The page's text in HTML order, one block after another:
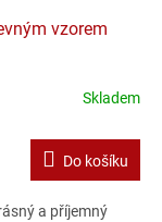
vzorem
Skladem
Do košíku
a příjemný